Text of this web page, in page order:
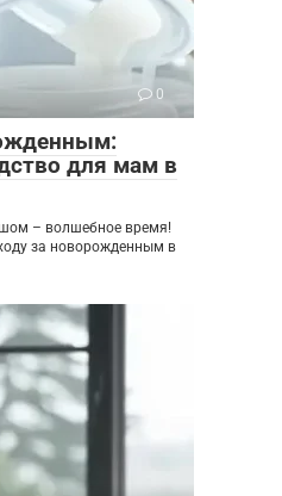
0
для мам в
– волшебное время!
за новорожденным в